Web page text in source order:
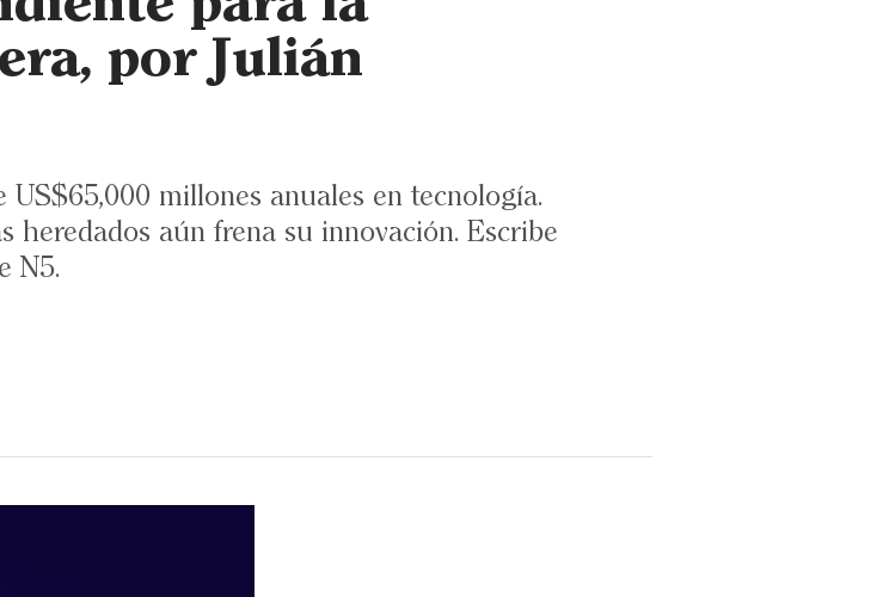
por Julián
millones anuales en tecnología.
heredados aún frena su innovación. Escribe
N5.